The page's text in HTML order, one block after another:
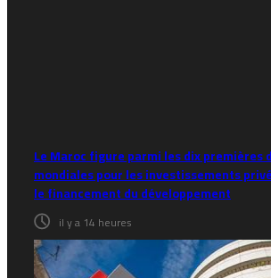
Le Maroc figure parmi les dix premières
mondiales pour les investissements
le financement du développement
il y a 14 heures